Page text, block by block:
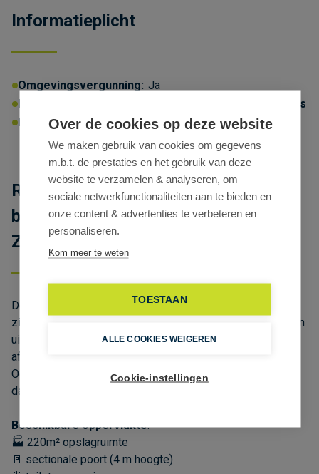
Informatieplicht
Omgevingsvergunning: Ja
P-score:
Geen afgebakende zones
Erfgoed:Geen beschermd erfgoed
Recente loods te huur in
bedrijvenpark Westpoort in
Zwijndrecht
Deze instapklare opslagruimte (bouwjaar 2023) bevindt
zich in het bedrijvenpark Westpoort in Zwijndrecht, met een
uitstekende bereikbaarheid via de E17 (Antwerpen–Gent,
afrit op 1,2 km).
Ook met het openbaar vervoer is de site vlot bereikbaar
dankzij een bushalte op slechts 550 m.
Beschikbare oppervlakte:
🏭 220m² opslagruimte
🚪 sectionale poort (4 m hoogte)
Over de cookies op deze website
We maken gebruik van cookies om gegevens
m.b.t. de prestaties en het gebruik van deze
website te verzamelen & analyseren, om
sociale netwerkfunctionaliteiten aan te bieden en
onze content & advertenties te verbeteren en
personaliseren.
Kom meer te weten
TOESTAAN
ALLE COOKIES WEIGEREN
Cookie-instellingen